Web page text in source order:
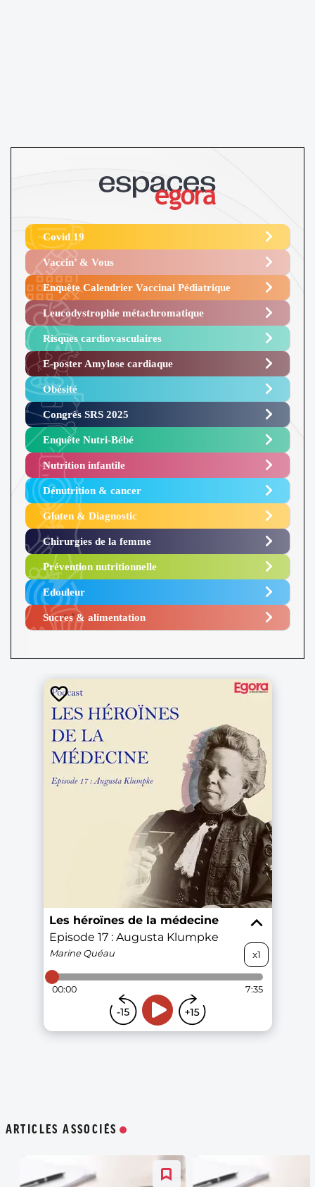
Covid 19
Vaccin’ & Vous
Enquête Calendrier Vaccinal Pédiatrique
Leucodystrophie métachromatique
Risques cardiovasculaires
E-poster Amylose cardiaque ​
Obésité ​
Congrès SRS 2025 ​
Enquête Nutri-Bébé ​
Nutrition infantile
Dénutrition & cancer
Gluten & Diagnostic
Chirurgies de la femme
Prévention nutritionnelle
Edouleur​
Sucres & alimentation​
ARTICLES ASSOCIÉS